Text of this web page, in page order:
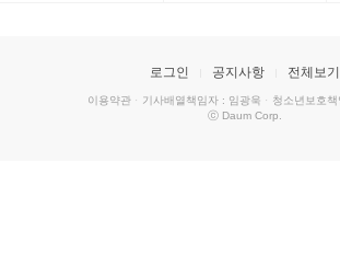
로그인 공지사항 전체보기
이용약관 · 기사배열책임자 : 임광욱 · 청소년보호
ⓒ Daum Corp.